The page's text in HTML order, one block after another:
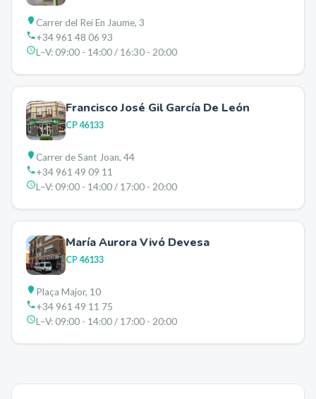
Carrer del Rei En Jaume, 3
+34 961 48 06 93
L–V:09:00 - 14:00 / 16:30 - 20:00
Francisco José Gil García De León
CP46133
Carrer de Sant Joan, 44
+34 961 49 09 11
L–V:09:00 - 14:00 / 17:00 - 20:00
María Aurora Vivó Devesa
CP46133
Plaça Major, 10
+34 961 49 11 75
L–V:09:00 - 14:00 / 17:00 - 20:00